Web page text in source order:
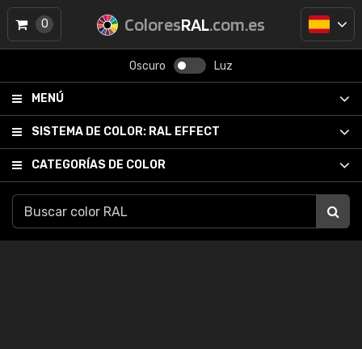
ColoresRAL.com.es
Oscuro Luz
MENÚ
SISTEMA DE COLOR: RAL EFFECT
CATEGORÍAS DE COLOR
0